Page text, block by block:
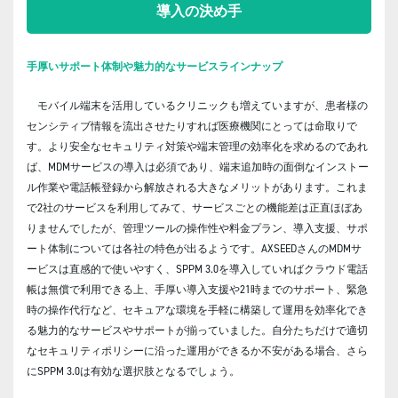
導入の決め手
手厚いサポート体制や魅力的なサービスラインナップ
モバイル端末を活用しているクリニックも増えていますが、患者様の
センシティブ情報を流出させたりすれば医療機関にとっては命取りで
す。より安全なセキュリティ対策や端末管理の効率化を求めるのであれ
ば、MDMサービスの導入は必須であり、端末追加時の面倒なインストー
ル作業や電話帳登録から解放される大きなメリットがあります。これま
で2社のサービスを利用してみて、サービスごとの機能差は正直ほぼあ
りませんでしたが、管理ツールの操作性や料金プラン、導入支援、サポ
ート体制については各社の特色が出るようです。AXSEEDさんのMDMサ
ービスは直感的で使いやすく、SPPM 3.0を導入していればクラウド電話
帳は無償で利用できる上、手厚い導入支援や21時までのサポート、緊急
時の操作代行など、セキュアな環境を手軽に構築して運用を効率化でき
る魅力的なサービスやサポートが揃っていました。自分たちだけで適切
なセキュリティポリシーに沿った運用ができるか不安がある場合、さら
にSPPM 3.0は有効な選択肢となるでしょう。